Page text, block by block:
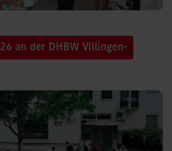
an der DHBW Villingen-